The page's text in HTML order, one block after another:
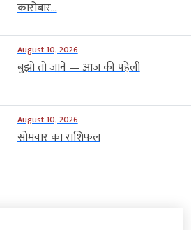
कारोबार...
August 10, 2026
बुझो तो जाने — आज की पहेली
August 10, 2026
सोमवार का राशिफल